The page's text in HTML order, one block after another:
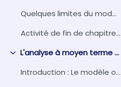
Quelques limites du modèle IS-LM-BP
Activité de fin de chapitre : L'analyse à court terme en économie ouverte
Replier
L'analyse à moyen terme en économie fermée
Introduction : Le modèle offre globale - demande globale (vidéocours)